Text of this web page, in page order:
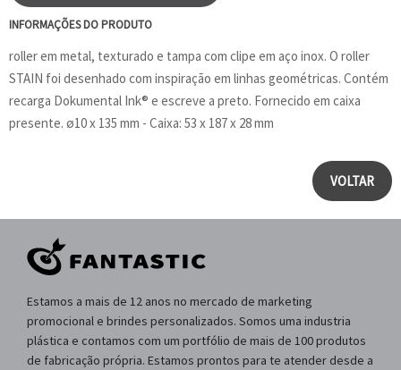
INFORMAÇÕES DO PRODUTO
roller em metal, texturado e tampa com clipe em aço inox. O roller
STAIN foi desenhado com inspiração em linhas geométricas. Contém
recarga Dokumental Ink® e escreve a preto. Fornecido em caixa
presente. ø10 x 135 mm - Caixa: 53 x 187 x 28 mm
VOLTAR
Estamos a mais de 12 anos no mercado de marketing
promocional e brindes personalizados. Somos uma industria
plástica e contamos com um portfólio de mais de 100 produtos
de fabricação própria. Estamos prontos para te atender desde a